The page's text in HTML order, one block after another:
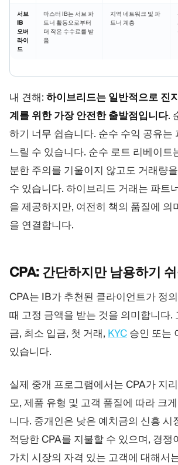
서브
IB
오버
라이
드
마스터 IB는 서브 파
트너 활동으로부터
더 작은 수수료를 받
음
지역 네트워크 및 파
트너 계층
내 견해: 하이브리드는 일반적으로 진
계를 위한 가장 안전한 출발점입니다.
하기 너무 쉽습니다. 순수 수익 공유는
느릴 수 있습니다. 순수 로트 리베이트
분한 주의를 기울이지 않고도 거래량
수 있습니다. 하이브리드 거래는 파트
을 제공하지만, 여전히 책의 품질에 의
을 연결합니다.
CPA: 간단하지만 남용하기
CPA는 IB가 추천된 클라이언트가 정
때 고정 금액을 받는 것을 의미합니다.
금, 최소 입금, 첫 거래, KYC 승인 또는
있습니다.
실제 중개 프로그램에서는 CPA가 지
모, 제품 유형 및 고객 품질에 따라 크
니다. 중개인은 낮은 예치금의 신흥 시
적당한 CPA를 지불할 수 있으며, 경쟁
가치 시장의 자격 있는 고객에 대해서